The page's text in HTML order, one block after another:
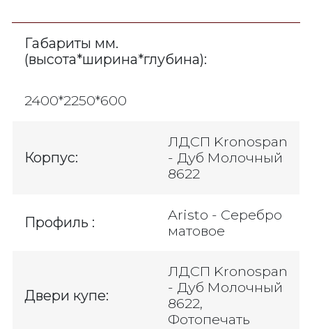
Габариты мм.
(высота*ширина*глубина):
2400*2250*600
Корпус:
ЛДСП Kronospan
- Дуб Молочный
8622
Профиль :
Aristo - Серебро
матовое
Двери купе:
ЛДСП Kronospan
- Дуб Молочный
8622,
Фотопечать